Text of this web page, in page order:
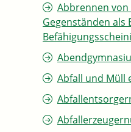
Abbrennen
Gegenständen als
Abfall und Müll